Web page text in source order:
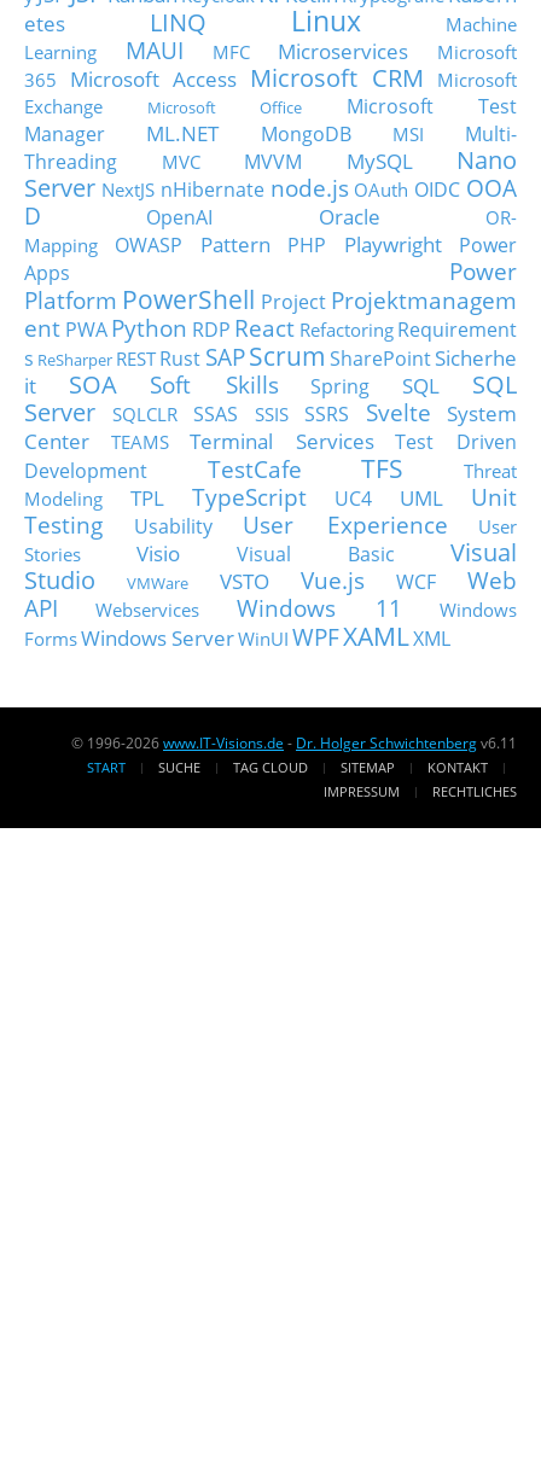
etes
LINQ Linux
Machine
Learning
MAUI MFC Microservices
Microsoft
365
Microsoft Access Microsoft CRM
Microsoft
Exchange
Microsoft Office
Microsoft Test
Manager
ML.NET MongoDB MSI
Multi-
Threading
MVC MVVM MySQL
Nano
Server NextJS nHibernate node.js OAuth OIDC OOA
D
OpenAI Oracle
OR-
Mapping
OWASP Pattern PHP Playwright
Power
Apps
Power
Platform PowerShell Project Projektmanagem
ent PWA Python RDP React Refactoring Requirement
s ReSharper RESTRust SAPScrum SharePointSicherhe
it
SOA Soft Skills Spring SQL
SQL
Server
SQLCLR SSAS SSIS SSRS Svelte
System
Center
TEAMS Terminal Services
Test Driven
Development
TestCafe TFS
Threat
Modeling
TPL TypeScript UC4 UML
Unit
Testing
Usability User Experience
User
Stories
Visio Visual Basic
Visual
Studio
VMWare VSTO Vue.js WCF
Web
API
Webservices Windows 11
Windows
FormsWindows ServerWinUI WPFXAMLXML
© 1996-2026www.IT-Visions.de - Dr. Holger Schwichtenbergv6.11
START SUCHE TAG CLOUD SITEMAP
KONTAKT
IMPRESSUM
RECHTLICHES